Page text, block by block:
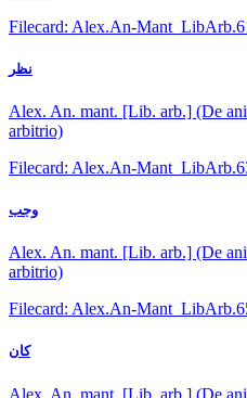
Filecard: Alex.An-
نظر
Alex. An. mant. [Lib. arb.] (De
arbitrio)
Filecard: Alex.An-
وجب
Alex. An. mant. [Lib. arb.] (De
arbitrio)
Filecard: Alex.An-
كان
Alex. An. mant. [Lib. arb.] (De